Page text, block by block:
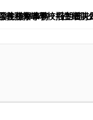
義務教導學校招生細則
生槍擊事務，特朗普